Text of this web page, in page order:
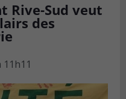
Rive-Sud veut
des